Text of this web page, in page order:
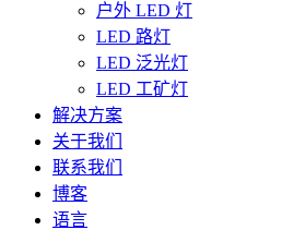
户外 LED 灯
LED 路灯
LED 泛光灯
LED 工矿灯
解决方案
关于我们
联系我们
博客
语言